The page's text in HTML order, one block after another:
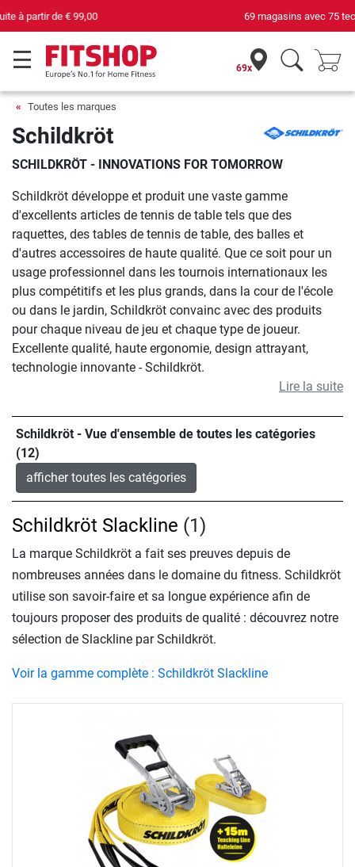
69 magasins avec 75 techniciens
69x
Toutes les marques
Schildkröt
SCHILDKRÖT - INNOVATIONS FOR TOMORROW
Schildkröt développe et produit une vaste gamme
d'excellents articles de tennis de table tels que des
raquettes, des tables de tennis de table, des balles et
d'autres accessoires de haute qualité. Que ce soit pour un
usage professionnel dans les tournois internationaux les
plus compétitifs et les plus grands, dans la cour de l'école
ou dans le jardin, Schildkröt convainc avec des produits
pour chaque niveau de jeu et chaque type de joueur.
Excellente qualité, haute ergonomie, design attrayant,
technologie innovante - Schildkröt.
Lire la suite
Schildkröt - Vue d'ensemble de toutes les catégories
(12)
afficher toutes les catégories
Schildkröt Slackline (1)
La marque Schildkröt a fait ses preuves depuis de
nombreuses années dans le domaine du fitness. Schildkröt
utilise son savoir-faire et sa longue expérience afin de
toujours proposer des produits de qualité : découvrez notre
sélection de Slackline par Schildkröt.
Voir la gamme complète : Schildkröt Slackline